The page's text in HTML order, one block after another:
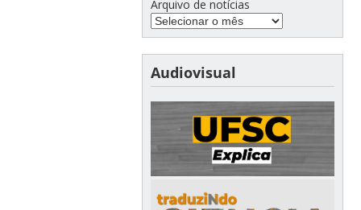
Arquivo de notícias
Audiovisual